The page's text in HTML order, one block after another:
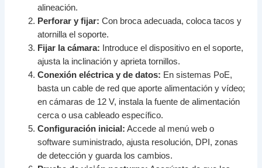
alineación.
Perforar y fijar: Con broca adecuada, coloca tacos y
atornilla el soporte.
Fijar la cámara: Introduce el dispositivo en el soporte,
ajusta la inclinación y aprieta tornillos.
Conexión eléctrica y de datos: En sistemas PoE,
basta un cable de red que aporte alimentación y vídeo;
en cámaras de 12 V, instala la fuente de alimentación
cerca o usa cableado específico.
Configuración inicial: Accede al menú web o
software suministrado, ajusta resolución, DPI, zonas
de detección y guarda los cambios.